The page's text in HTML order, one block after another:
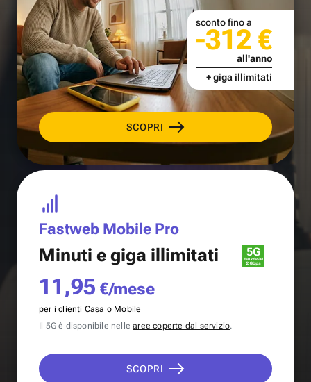
SCOPRI
sconto fino a
-312 €
all'anno
+ giga illimitati
Fastweb Mobile Pro
Minuti e giga illimitati
11,95 €/mese
per i clienti Casa o Mobile
Il 5G è disponibile nellearee coperte dal servizio.
SCOPRI